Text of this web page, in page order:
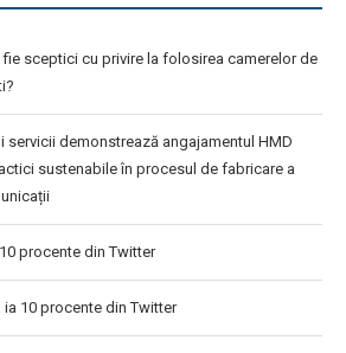
sceptici cu privire la folosirea camerelor de
servicii demonstrează angajamentul HMD
sustenabile în procesul de fabricare a
procente din Twitter
ia 10 procente din Twitter